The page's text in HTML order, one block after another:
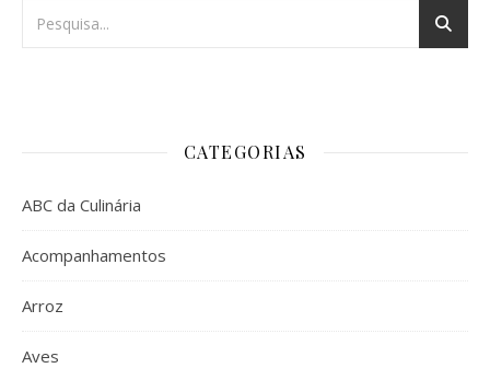
CATEGORIAS
ABC da Culinária
Acompanhamentos
Arroz
Aves